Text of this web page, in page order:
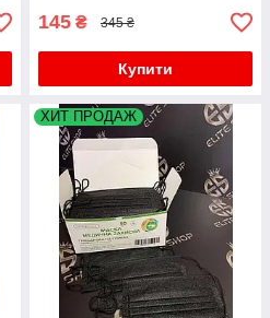
145 ₴ 345 ₴
Купити
ХИТ ПРОДАЖ